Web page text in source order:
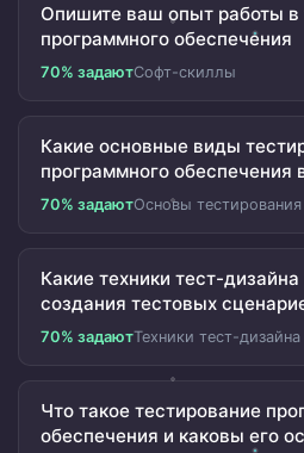
Опишите ваш опыт работы в
программного обеспечения
70% задаютСофт-скиллы
Какие основные виды
программного обеспечения
70% задаютОсновы тестирования
Какие техники тест-
создания тестовых
70% задаютТехники тест-дизайна
Что такое тестирование
обеспечения и каковы его